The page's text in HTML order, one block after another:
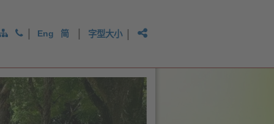
Eng 简 字型大小